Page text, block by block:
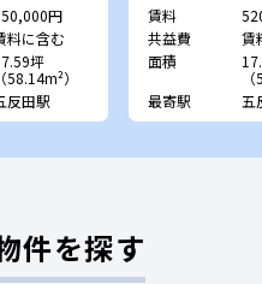
円
料に含む
坪
（58.14m²）
反田駅
賃料
共益費
賃
面積
最寄駅
五
件を探す